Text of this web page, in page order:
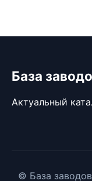
База
Актуальный
© База